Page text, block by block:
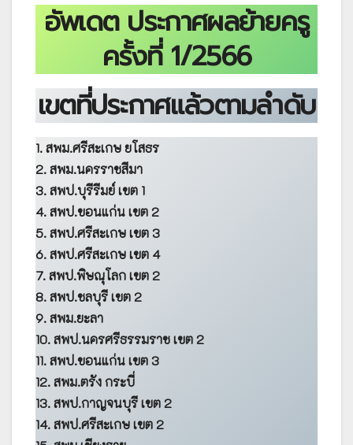
อัพเดต ประกาศผลย้ายครู
ครั้งที่ 1/2566
เขตที่ประกาศแล้วตามลำดับ
1. สพม.ศรีสะเกษ ยโสธร
2. สพม.นครราชสีมา
3. สพป.บุรีรีมย์ เขต 1
4. สพป.ขอนแก่น เขต 2
5. สพป.ศรีสะเกษ เขต 3
6. สพป.ศรีสะเกษ เขต 4
7. สพป.พิษณุโลก เขต 2
8. สพป.ชลบุรี เขต 2
9. สพม.ยะลา
10. สพป.นครศรีธรรมราช เขต 2
11. สพป.ขอนแก่น เขต 3
12. สพม.ตรัง กระบี่
13. สพป.กาญจนบุรี เขต 2
14. สพป.ศรีสะเกษ เขต 2